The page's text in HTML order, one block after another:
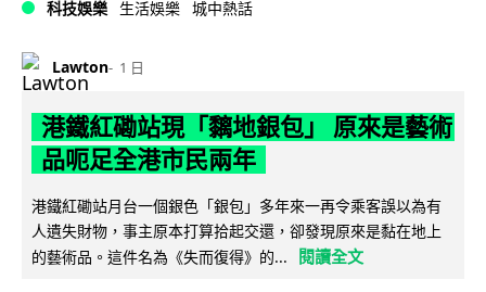
科技娛樂 生活娛樂 城中熱話
Lawton 1 日
港鐵紅磡站現「黐地銀包」 原來是藝術
品呃足全港市民兩年
港鐵紅磡站月台一個銀色「銀包」多年來一再令乘客誤以為有
人遺失財物，事主原本打算拾起交還，卻發現原來是黏在地上
的藝術品。這件名為《失而復得》的...
閱讀全文